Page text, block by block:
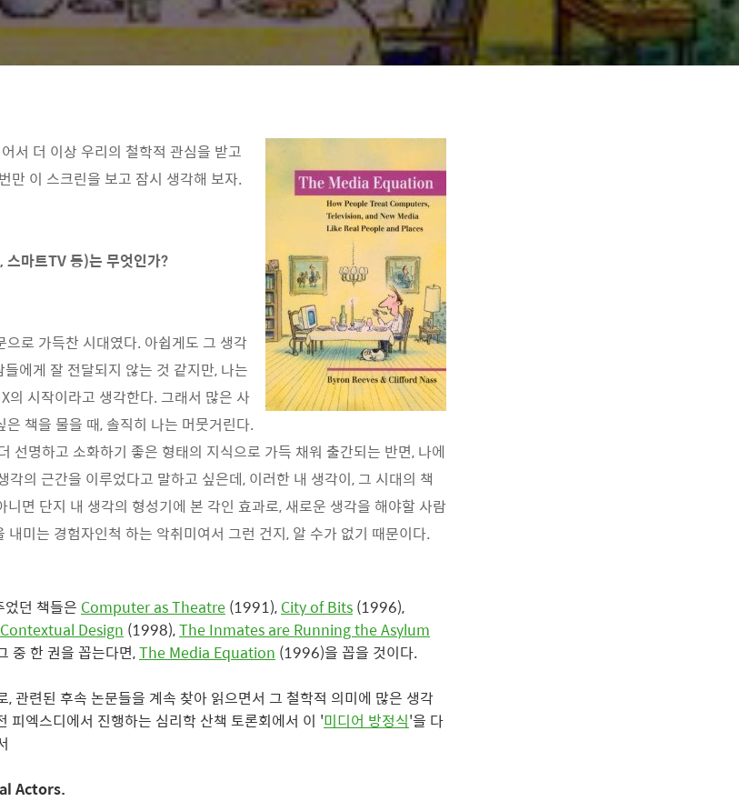
서 더 이상 우리의 철학적 관심을 받고
만 이 스크린을 보고 잠시 생각해 보자.
스마트TV 등)는 무엇인가?
로 가득찬 시대였다. 아쉽게도 그 생각
에게 잘 전달되지 않는 것 같지만, 나는
의 시작이라고 생각한다. 그래서 많은 사
책을 물을 때, 솔직히 나는 머뭇거린다.
선명하고 소화하기 좋은 형태의 지식으로 가득 채워 출간되는 반면, 나에
의 근간을 이루었다고 말하고 싶은데, 이러한 내 생각이, 그 시대의 책
면 단지 내 생각의 형성기에 본 각인 효과로, 새로운 생각을 해야할 사람
미는 경험자인척 하는 악취미여서 그런 건지, 알 수가 없기 때문이다.
던 책들은 Computer as Theatre (1991), City of Bits (1996),
Contextual Design (1998),The Inmates are Running the Asylum
중 한 권을 꼽는다면,The Media Equation (1996)을 꼽을 것이다.
, 관련된 후속 논문들을 계속 찾아 읽으면서 그 철학적 의미에 많은 생각
피엑스디에서 진행하는 심리학 산책 토론회에서 이 '미디어 방정식'을 다
Actors.